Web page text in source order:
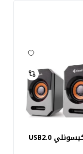
سبيكر كيسونلي USB2.0